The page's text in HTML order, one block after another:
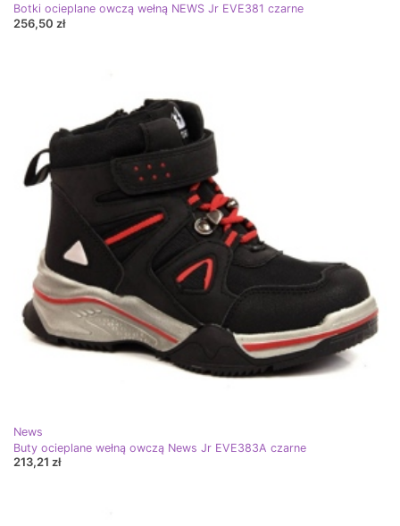
Botki ocieplane owczą wełną NEWS Jr EVE381 czarne
256,50 zł
News
Buty ocieplane wełną owczą News Jr EVE383A czarne
213,21 zł